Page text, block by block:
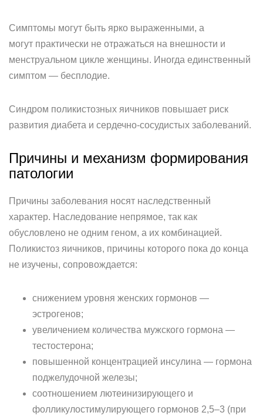
Симптомы могут быть ярко выраженными, а
могут практически не отражаться на внешности и
менструальном цикле женщины. Иногда единственный
симптом — бесплодие.
Синдром поликистозных яичников повышает риск
развития диабета и сердечно-сосудистых заболеваний.
Причины и механизм формирования
патологии
Причины заболевания носят наследственный
характер. Наследование непрямое, так как
обусловлено не одним геном, а их комбинацией.
Поликистоз яичников, причины которого пока до конца
не изучены, сопровождается:
снижением уровня женских гормонов —
эстрогенов;
увеличением количества мужского гормона —
тестостерона;
повышенной концентрацией инсулина — гормона
поджелудочной железы;
соотношением лютеинизирующего и
фолликулостимулирующего гормонов 2,5–3 (при